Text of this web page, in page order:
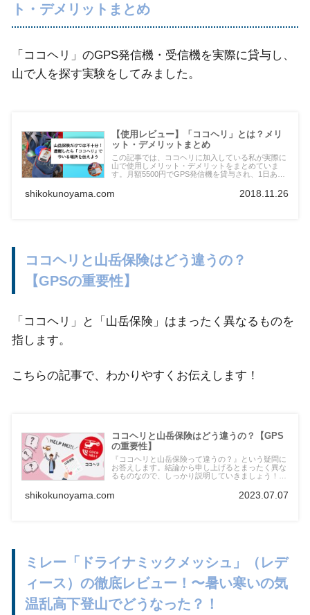
ト・デメリットまとめ
「ココヘリ」のGPS発信機・受信機を実際に貸与し、
山で人を探す実験をしてみました。
【使用レビュー】「ココヘリ」とは？メリ
ット・デメリットまとめ
この記事では、ココヘリに加入している私が実際に
山で使用しメリット・デメリットをまとめていま
す。月額5500円でGPS発信機を貸与され、1日あた
発信機だけでなく受信機を借りることで、仲間内で
の捜索にも活用でき、とても安価で有用なサービス
shikokunoyama.com 2018.11.26
ココヘリと山岳保険はどう違うの？
【GPSの重要性】
「ココヘリ」と「山岳保険」はまったく異なるものを
指します。
こちらの記事で、わかりやすくお伝えします！
ココヘリと山岳保険はどう違うの？【GPS
の重要性】
『ココヘリと山岳保険って違うの？』という疑問に
お答えします。結論から申し上げるとまったく異な
るものなので、しっかり説明していきましょう！
スで、山岳保険単体ではそれが有りません。
shikokunoyama.com 2023.07.07
ミレー「ドライナミックメッシュ」（レデ
ィース）の徹底レビュー！〜暑い寒いの気
温乱高下登山でどうなった？！